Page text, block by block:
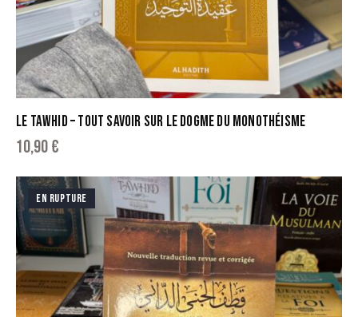
LE TAWHID – TOUT SAVOIR SUR LE DOGME DU MONOTHÉISME
10,90€
EN RUPTURE